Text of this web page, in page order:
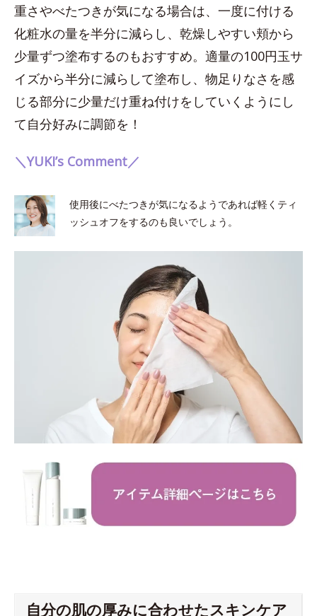
重さやべたつきが気になる場合は、一度に付ける
化粧水の量を半分に減らし、乾燥しやすい頬から
少量ずつ塗布するのもおすすめ。適量の100円玉サ
イズから半分に減らして塗布し、物足りなさを感
じる部分に少量だけ重ね付けをしていくようにし
て自分好みに調節を！
＼YUKI’s Comment／
使用後にべたつきが気になるようであれば軽くティ
ッシュオフをするのも良いでしょう。
自分の肌の厚みに合わせたスキンケア